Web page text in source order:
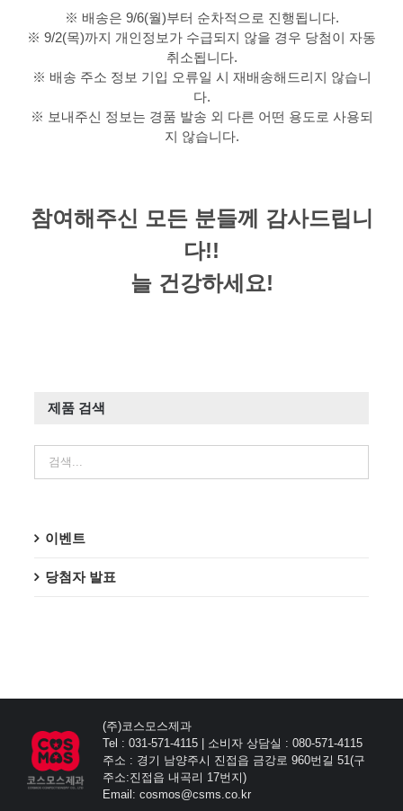
※ 배송은 9/6(월)부터 순차적으로 진행됩니다.
※ 9/2(목)까지 개인정보가 수급되지 않을 경우 당첨이 자동
취소됩니다.
※ 배송 주소 정보 기입 오류일 시 재배송해드리지 않습니
다.
※ 보내주신 정보는 경품 발송 외 다른 어떤 용도로 사용되
지 않습니다.
참여해주신 모든 분들께 감사드립니
다!!
늘 건강하세요!
제품 검색
이벤트
당첨자 발표
(주)코스모스제과
Tel : 031-571-4115 | 소비자 상담실 : 080-571-4115
주소 : 경기 남양주시 진접읍 금강로 960번길 51(구
주소:진접읍 내곡리 17번지)
Email: cosmos@csms.co.kr